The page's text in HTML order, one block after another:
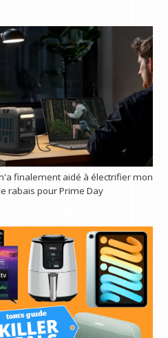
finalement aidé à électrifier mon
rabais pour Prime Day